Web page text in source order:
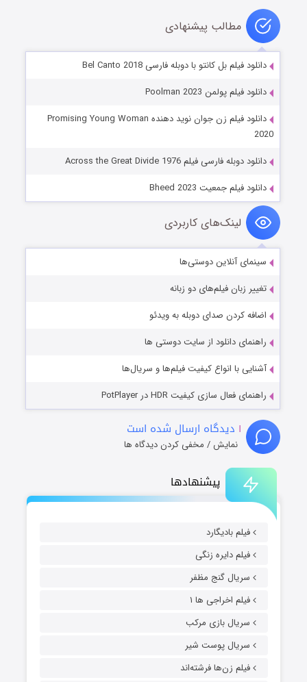
پیشنهادها
فیلم بادیگارد
فیلم دایره زنگی
سریال گنج مظفر
فیلم اخراجی ها ۱
سریال بازی مرکب
سریال پوست شیر
فیلم زن‌ها فرشته‌اند
مطالب پیشنهادی
دانلود فیلم بل کانتو با دوبله فارسی Bel Canto 2018
دانلود فیلم پولمن Poolman 2023
دانلود فیلم زن جوان نوید دهنده Promising Young Woman
2020
دانلود دوبله فارسی فیلم Across the Great Divide 1976
دانلود فیلم جمعیت Bheed 2023
لینک‌های کاربردی
سینمای آنلاین دوستی‌ها
تغییر زبان فیلم‌های دو زبانه
اضافه کردن صدای دوبله به ویدئو
راهنمای دانلود از سایت دوستی ها
آشنایی با انواع کیفیت فیلم‌ها و سریال‌ها
راهنمای فعال سازی کیفیت HDR در PotPlayer
۱ دیدگاه ارسال شده است
نمایش / مخفی کردن دیدگاه ها